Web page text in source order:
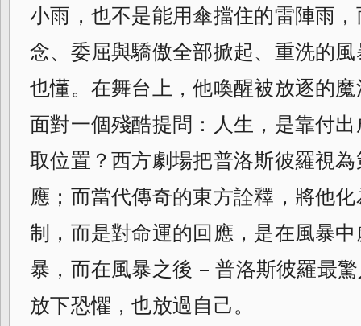
小雨，也不是能用傘擋住的雷陣雨
念、委屈與驕傲全部掀起、重洗的
也懂。在舞台上，他喚醒被放逐的
面對一個殘酷提問：人生，是靠付
取位置？西方劇場把普洛斯彼羅視
應；而當代傳奇的東方詮釋，將他
制，而是對命運的回應，是在風暴
暴，而在風暴之後 – 普洛斯彼羅最
放下恐懼，也放過自己。